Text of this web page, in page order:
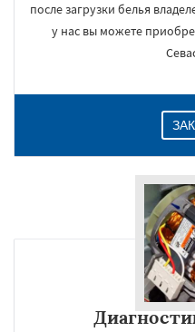
после загрузки белья
у нас вы можете